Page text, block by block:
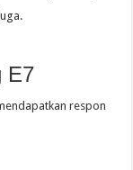
E7
respon